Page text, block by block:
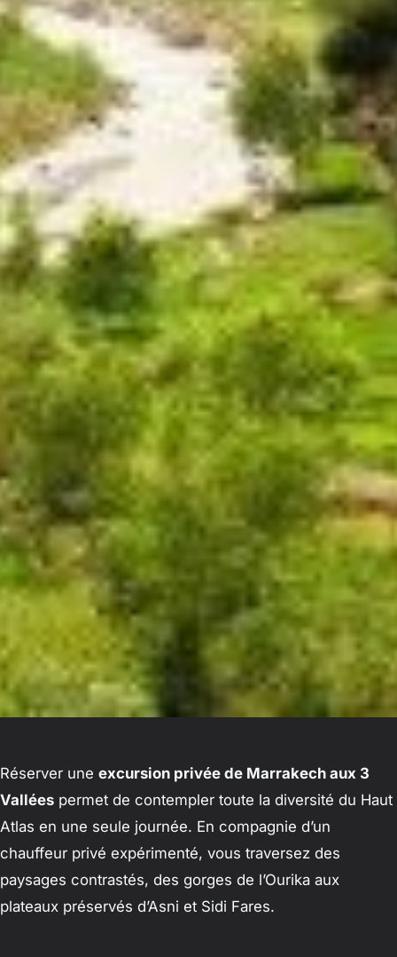
Réserver une excursion privée de Marrakech aux 3
Vallées permet de contempler toute la diversité du Haut
Atlas en une seule journée. En compagnie d’un
chauffeur privé expérimenté, vous traversez des
paysages contrastés, des gorges de l’Ourika aux
plateaux préservés d’Asni et Sidi Fares.